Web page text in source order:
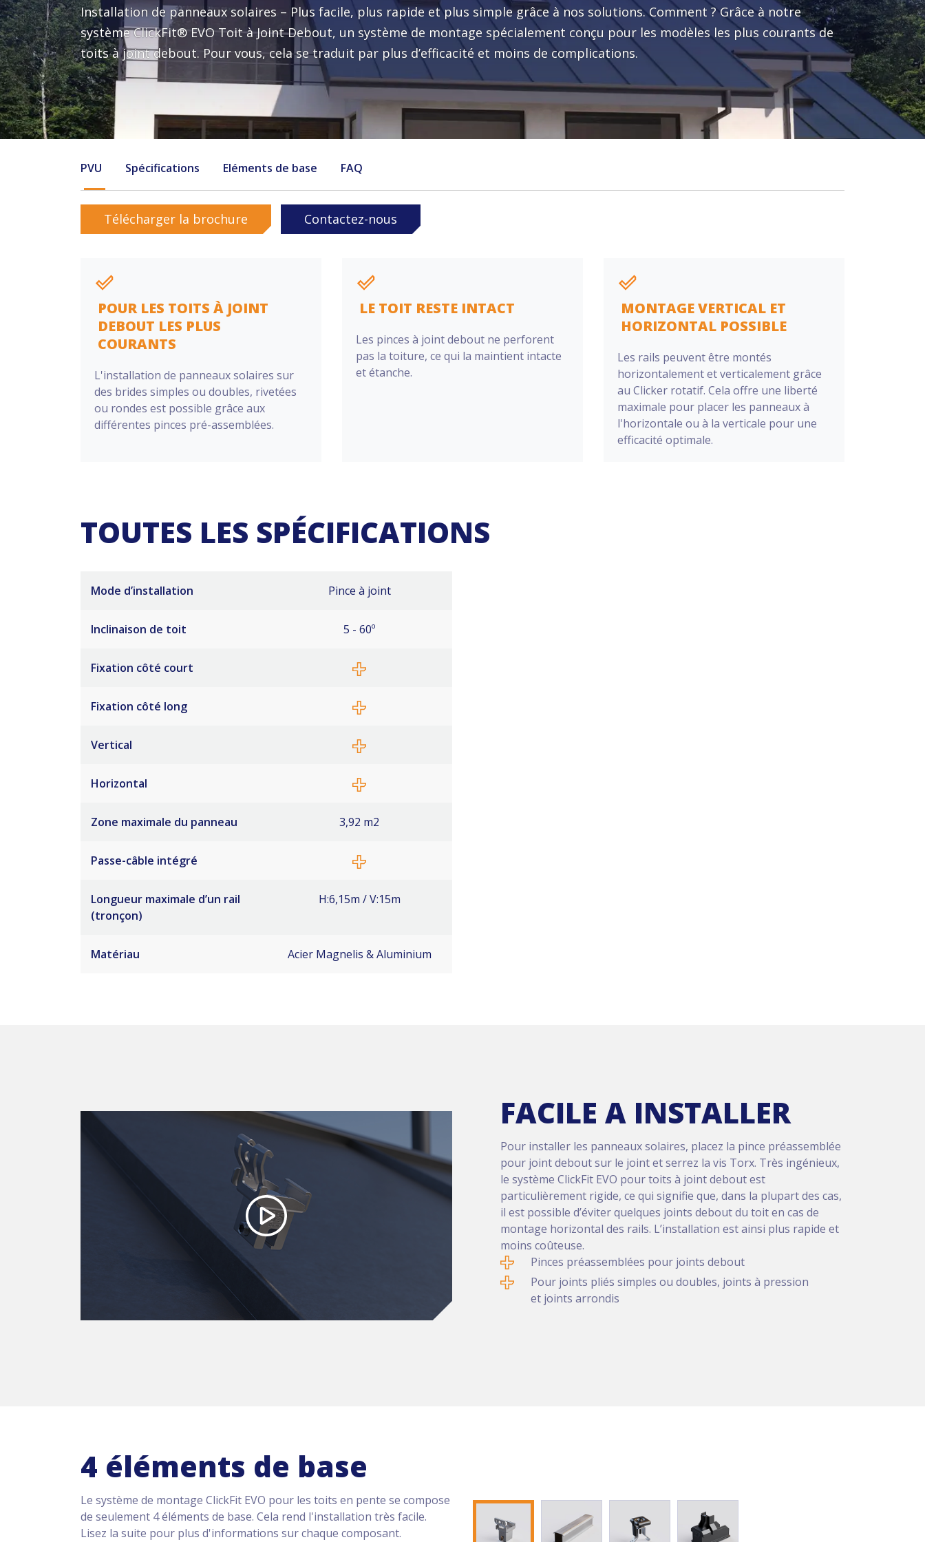
Installation de panneaux solaires – Plus facile, plus rapide et plus simple grâce à nos solutions. Comment ? Grâce à notre
système ClickFit® EVO Toit à Joint Debout, un système de montage spécialement conçu pour les modèles les plus courants de
toits à joint debout. Pour vous, cela se traduit par plus d’efficacité et moins de complications.
PVU Spécifications Eléments de base FAQ
Télécharger la brochure Contactez-nous
Quelle est votre question ?
Pays
Oui, je souhaite m'abonner à la newsletter de Enstall
POUR LES TOITS À JOINT
DEBOUT LES PLUS
COURANTS
L'installation de panneaux solaires sur
des brides simples ou doubles, rivetées
ou rondes est possible grâce aux
différentes pinces pré-assemblées.
LE TOIT RESTE INTACT
Les pinces à joint debout ne perforent
pas la toiture, ce qui la maintient intacte
et étanche.
MONTAGE VERTICAL ET
HORIZONTAL POSSIBLE
Les rails peuvent être montés
horizontalement et verticalement grâce
au Clicker rotatif. Cela offre une liberté
maximale pour placer les panneaux à
l'horizontale ou à la verticale pour une
efficacité optimale.
TOUTES LES SPÉCIFICATIONS
Mode d’installation Pince à joint
Inclinaison de toit 5 - 60º
Fixation côté court
Fixation côté long
Vertical
Horizontal
Zone maximale du panneau 3,92 m2
Passe-câble intégré
Longueur maximale d’un rail
(tronçon)
H:6,15m / V:15m
Matériau Acier Magnelis & Aluminium
FACILE A INSTALLER
Pour installer les panneaux solaires, placez la pince préassemblée
pour joint debout sur le joint et serrez la vis Torx. Très ingénieux,
le système ClickFit EVO pour toits à joint debout est
particulièrement rigide, ce qui signifie que, dans la plupart des cas,
il est possible d’éviter quelques joints debout du toit en cas de
montage horizontal des rails. L’installation est ainsi plus rapide et
moins coûteuse.
Pinces préassemblées pour joints debout
Pour joints pliés simples ou doubles, joints à pression
et joints arrondis
4 éléments de base
Le système de montage ClickFit EVO pour les toits en pente se compose
de seulement 4 éléments de base. Cela rend l'installation très facile.
Lisez la suite pour plus d'informations sur chaque composant.